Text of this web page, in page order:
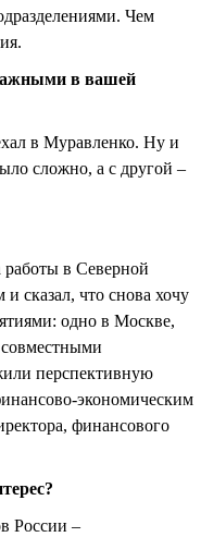
Чем
в вашей
в Муравленко. Ну и
сложно, а с другой –
работы в Северной
сказал, что снова хочу
одно в Москве,
перспективную
экономическим
финансового
России –